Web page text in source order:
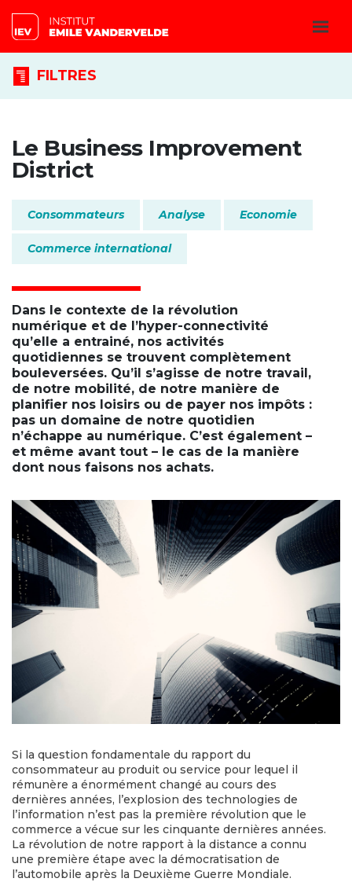
FILTRES
Le Business Improvement
District
Consommateurs Analyse Economie
Commerce international
Dans le contexte de la révolution
numérique et de l’hyper-connectivité
qu’elle a entrainé, nos activités
quotidiennes se trouvent complètement
bouleversées. Qu’il s’agisse de notre travail,
de notre mobilité, de notre manière de
planifier nos loisirs ou de payer nos impôts :
pas un domaine de notre quotidien
n’échappe au numérique. C’est également –
et même avant tout – le cas de la manière
dont nous faisons nos achats.
Si la question fondamentale du rapport du
consommateur au produit ou service pour lequel il
rémunère a énormément changé au cours des
dernières années, l’explosion des technologies de
l’information n’est pas la première révolution que le
commerce a vécue sur les cinquante dernières années.
La révolution de notre rapport à la distance a connu
une première étape avec la démocratisation de
l’automobile après la Deuxième Guerre Mondiale.